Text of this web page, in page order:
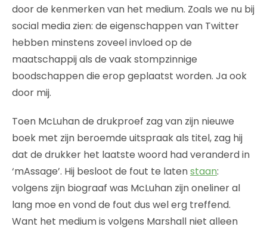
door de kenmerken van het medium. Zoals we nu bij
social media zien: de eigenschappen van Twitter
hebben minstens zoveel invloed op de
maatschappij als de vaak stompzinnige
boodschappen die erop geplaatst worden. Ja ook
door mij.
Toen McLuhan de drukproef zag van zijn nieuwe
boek met zijn beroemde uitspraak als titel, zag hij
dat de drukker het laatste woord had veranderd in
‘mAssage’. Hij besloot de fout te latenstaan:
volgens zijn biograaf was McLuhan zijn oneliner al
lang moe en vond de fout dus wel erg treffend.
Want het medium is volgens Marshall niet alleen